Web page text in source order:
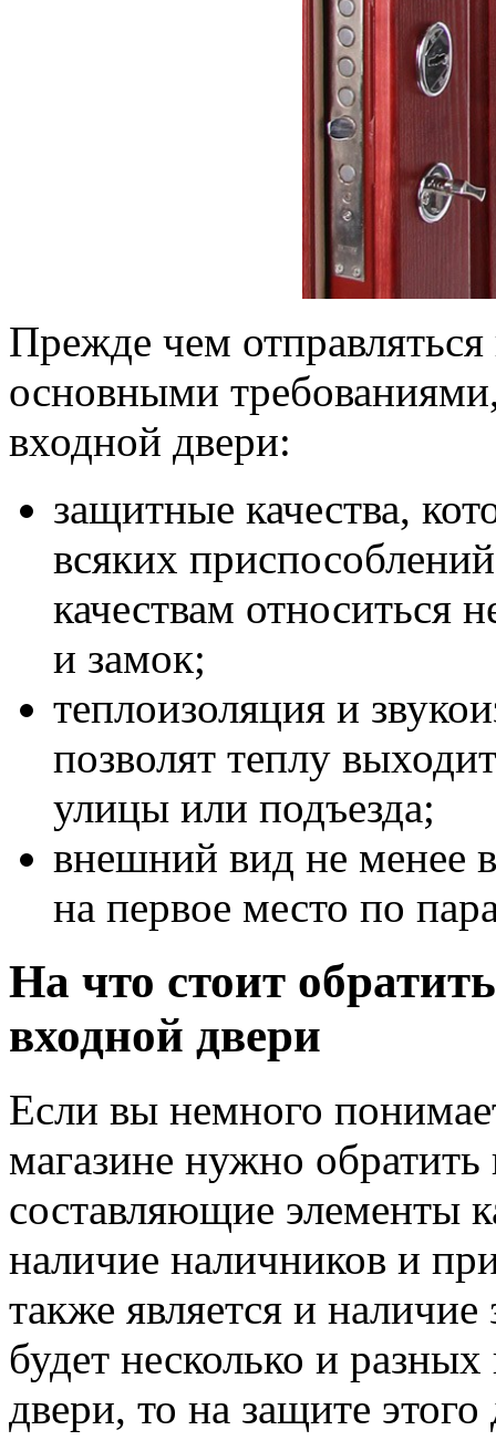
Прежде чем отправляться
основными
входной двери:
защитные качества,
всяких
качествам относиться
и замок;
теплоизоляция и
позволят теплу
улицы или подъезда;
внешний вид не менее
на первое место по
На что стоит
входной двери
Если вы немного
магазине нужно
составляющие элементы
наличие наличников и
также является и
будет несколько и
двери, то на защите этого